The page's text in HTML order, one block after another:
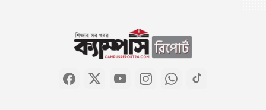
শুক্রবারে জন্ম, শুক্রবারে শাহাদাত
সড়কে ঝরে গেল কোরআনের পাখি